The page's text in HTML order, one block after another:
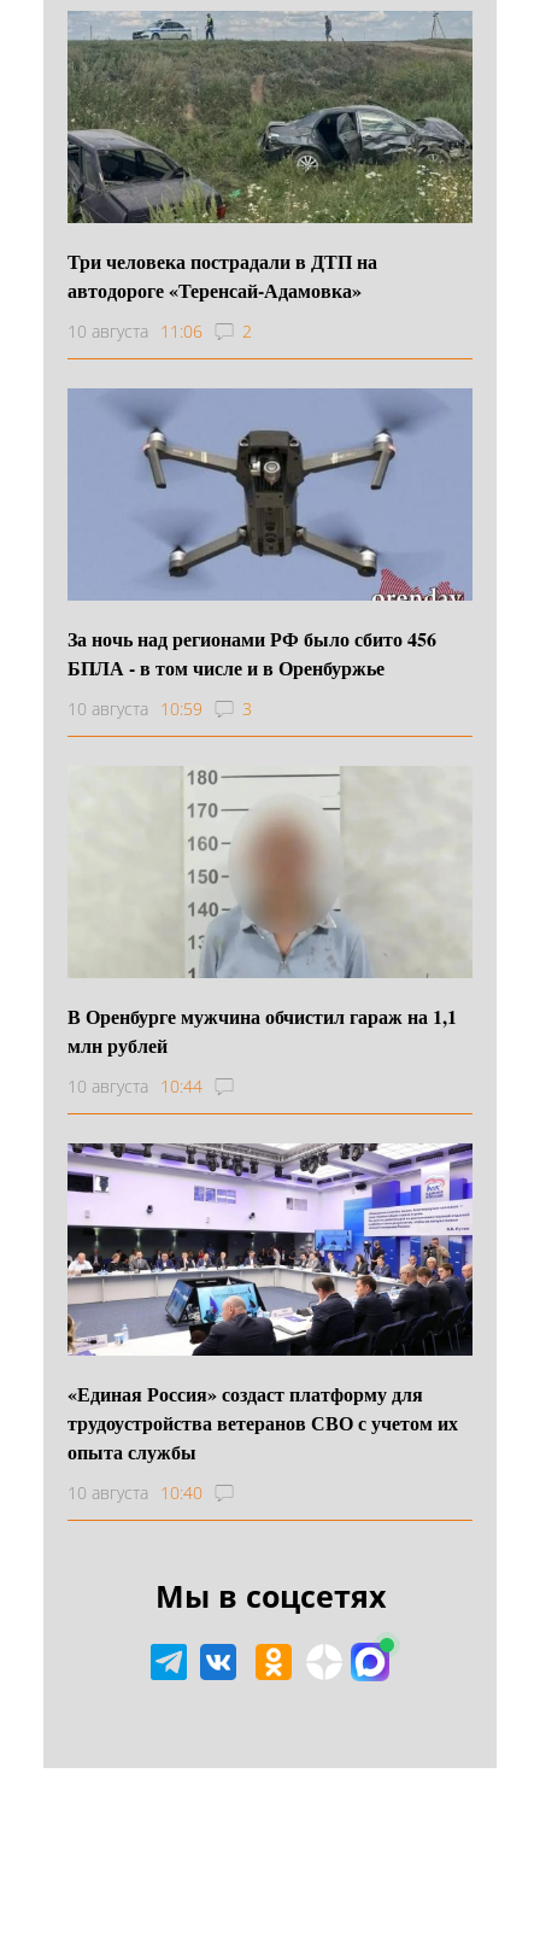
Три человека пострадали в ДТП на
автодороге «Теренсай-Адамовка»
10 августа 11:06 2
За ночь над регионами РФ было сбито 456
БПЛА - в том числе и в Оренбуржье
10 августа 10:59 3
В Оренбурге мужчина обчистил гараж на 1,1
млн рублей
10 августа 10:44
«Единая Россия» создаст платформу для
трудоустройства ветеранов СВО с учетом их
опыта службы
10 августа 10:40
Мы в соцсетях